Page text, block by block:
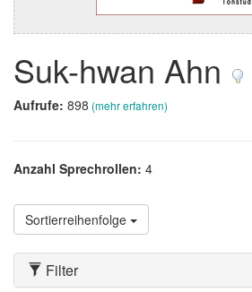
Suk-hwan Ahn
Aufrufe: 898 (mehr erfahren)
Anzahl Sprechrollen: 4
Sortierreihenfolge
Filter